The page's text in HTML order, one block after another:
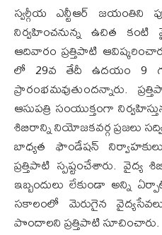
స్వర్గీయ ఎన్టీఆర్ జయంతిని
నిర్వహించనున్న ఉచిత కంటి
ఆదివారం ప్రత్తిపాటి
లో 29వ తేదీ ఉదయం 9
ప్రారంభమవుతుందన్నారు.
ఆసుపత్రి సంయుక్తంగా
శిబిరాన్ని నియోజకవర్గ ప్రజలు
బాధ్యత ఫౌండేషన్
ప్రత్తిపాటి స్పష్టంచేశారు.
ఇబ్బందులు లేకుండా అన్ని
సకాలంలో మెరుగైన
పొందాలని ప్రత్తిపాటి సూచించారు.